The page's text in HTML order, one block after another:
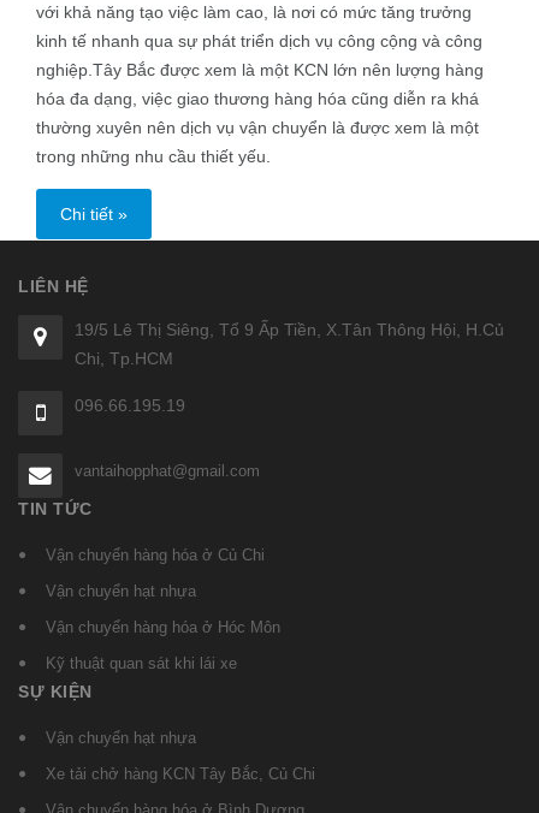
với khả năng tạo việc làm cao, là nơi có mức tăng trưởng
kinh tế nhanh qua sự phát triển dịch vụ công cộng và công
nghiệp.Tây Bắc được xem là một KCN lớn nên lượng hàng
hóa đa dạng, việc giao thương hàng hóa cũng diễn ra khá
thường xuyên nên dịch vụ vận chuyển là được xem là một
trong những nhu cầu thiết yếu.
Chi tiết »
LIÊN HỆ
19/5 Lê Thị Siêng, Tổ 9 Ấp Tiền, X.Tân Thông Hội, H.Củ
Chi, Tp.HCM
096.66.195.19
vantaihopphat@gmail.com
TIN TỨC
Vận chuyển hàng hóa ở Củ Chi
Vận chuyển hạt nhựa
Vận chuyển hàng hóa ở Hóc Môn
Kỹ thuật quan sát khi lái xe
SỰ KIỆN
Vận chuyển hạt nhựa
Xe tải chở hàng KCN Tây Bắc, Củ Chi